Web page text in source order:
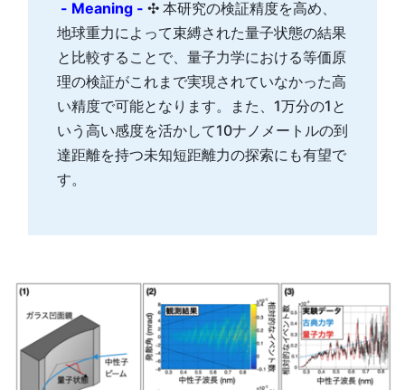
- Meaning - ✣ 本研究の検証精度を高め、
地球重力によって束縛された量子状態の結果
と比較することで、量子力学における等価原
理の検証がこれまで実現されていなかった高
い精度で可能となります。また、1万分の1と
いう高い感度を活かして10ナノメートルの到
達距離を持つ未知短距離力の探索にも有望で
す。